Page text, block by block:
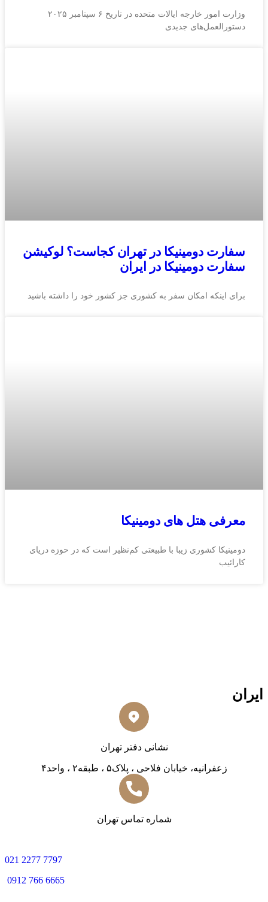
وزارت امور خارجه ایالات متحده در تاریخ ۶ سپتامبر ۲۰۲۵
دستورالعمل‌های جدیدی
سفارت دومینیکا در تهران کجاست؟ لوکیشن
سفارت دومینیکا در ایران
برای اینکه امکان سفر به کشوری جز کشور خود را داشته باشید
معرفی هتل‌ های دومینیکا
دومینیکا کشوری زیبا با طبیعتی کم‌نظیر است که در حوزه دریای
کارائیب
ایران
نشانی دفتر تهران
زعفرانیه، خیابان فلاحی ، پلاک۵ ، طبقه۲ ، واحد۴
شماره تماس تهران
021 2277 7797
0912 766 6665